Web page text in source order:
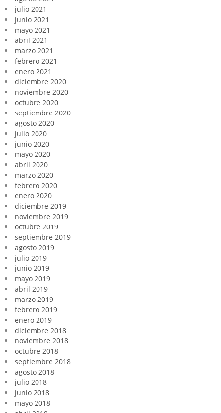
julio 2021
junio 2021
mayo 2021
abril 2021
marzo 2021
febrero 2021
enero 2021
diciembre 2020
noviembre 2020
octubre 2020
septiembre 2020
agosto 2020
julio 2020
junio 2020
mayo 2020
abril 2020
marzo 2020
febrero 2020
enero 2020
diciembre 2019
noviembre 2019
octubre 2019
septiembre 2019
agosto 2019
julio 2019
junio 2019
mayo 2019
abril 2019
marzo 2019
febrero 2019
enero 2019
diciembre 2018
noviembre 2018
octubre 2018
septiembre 2018
agosto 2018
julio 2018
junio 2018
mayo 2018